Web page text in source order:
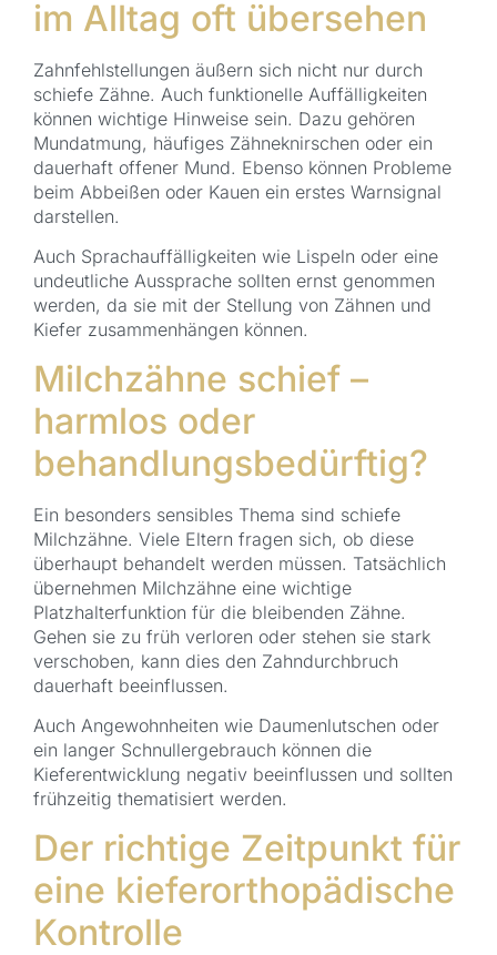
im Alltag oft übersehen
Zahnfehlstellungen äußern sich nicht nur durch
schiefe Zähne. Auch funktionelle Auffälligkeiten
können wichtige Hinweise sein. Dazu gehören
Mundatmung, häufiges Zähneknirschen oder ein
dauerhaft offener Mund. Ebenso können Probleme
beim Abbeißen oder Kauen ein erstes Warnsignal
darstellen.
Auch Sprachauffälligkeiten wie Lispeln oder eine
undeutliche Aussprache sollten ernst genommen
werden, da sie mit der Stellung von Zähnen und
Kiefer zusammenhängen können.
Milchzähne schief –
harmlos oder
behandlungsbedürftig?
Ein besonders sensibles Thema sind schiefe
Milchzähne. Viele Eltern fragen sich, ob diese
überhaupt behandelt werden müssen. Tatsächlich
übernehmen Milchzähne eine wichtige
Platzhalterfunktion für die bleibenden Zähne.
Gehen sie zu früh verloren oder stehen sie stark
verschoben, kann dies den Zahndurchbruch
dauerhaft beeinflussen.
Auch Angewohnheiten wie Daumenlutschen oder
ein langer Schnullergebrauch können die
Kieferentwicklung negativ beeinflussen und sollten
frühzeitig thematisiert werden.
Der richtige Zeitpunkt für
eine kieferorthopädische
Kontrolle